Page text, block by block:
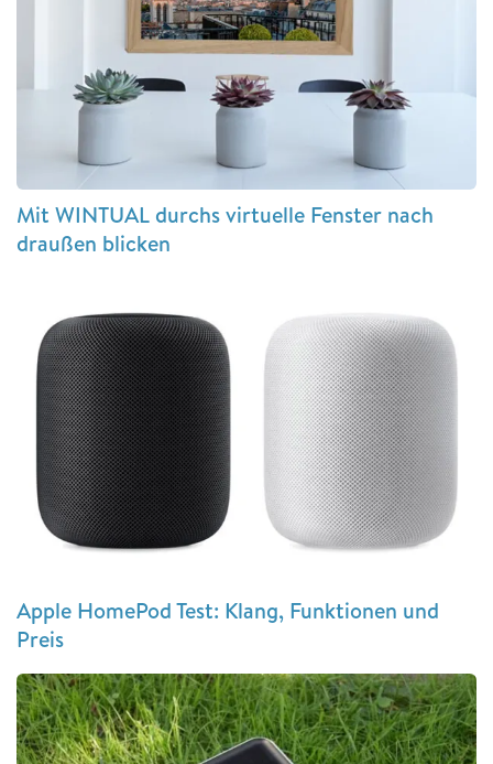
Mit WINTUAL durchs virtuelle Fenster nach
draußen blicken
Apple HomePod Test: Klang, Funktionen und
Preis